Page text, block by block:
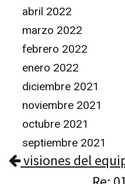
abril 2022
marzo 2022
febrero 2022
enero 2022
diciembre 2021
noviembre 2021
octubre 2021
septiembre 2021
visiones del